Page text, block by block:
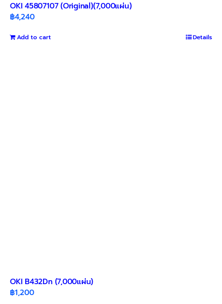
OKI 45807107 (Original)(7,000แผ่น)
฿4,240
Add to cart Details
OKI B432Dn (7,000แผ่น)
฿1,200